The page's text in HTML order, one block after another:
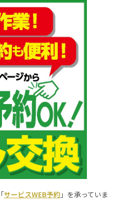
サービスWEB予約 」を承っていま